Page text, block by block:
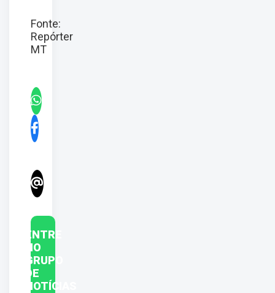
Fonte:
Repórter
MT
ENTRE
NO
GRUPO
DE
NOTÍCIAS